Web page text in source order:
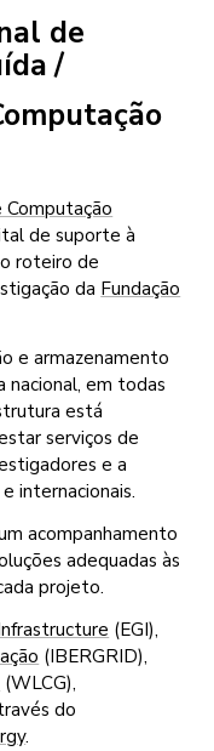
de
/
Computação
de suporte à
roteiro de
da Fundação
e armazenamento
nacional, em todas
está
serviços de
e a
internacionais.
acompanhamento
adequadas às
projeto.
(EGI),
(IBERGRID),
(WLCG),
do
.